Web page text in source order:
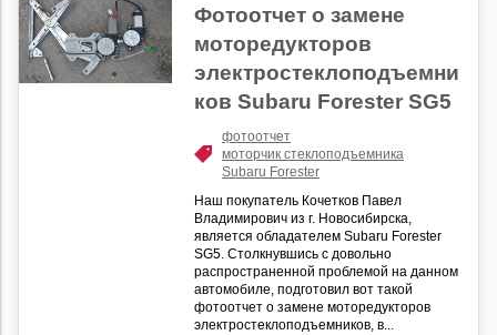
Фотоотчет о замене
моторедукторов
электростеклоподъемни
ков Subaru Forester SG5
фотоотчет
моторчик стеклоподъемника
Subaru Forester
Наш покупатель Кочетков Павел
Владимирович из г. Новосибирска,
является обладателем Subaru Forester
SG5. Столкнувшись с довольно
распространенной проблемой на данном
автомобиле, подготовил вот такой
фотоотчет о замене моторедукторов
электростеклоподъемников, в...